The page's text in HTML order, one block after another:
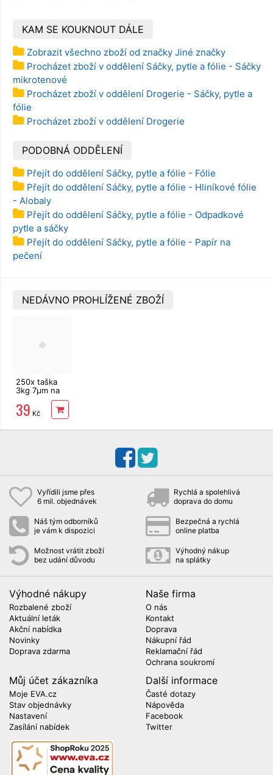
KAM SE KOUKNOUT DÁLE
Zobrazit všechno zboží od značky Jiné značky
Procházet zboží v oddělení Sáčky, pytle a fólie - Sáčky
mikrotenové
Procházet zboží v oddělení Drogerie - Sáčky, pytle a
fólie
Procházet zboží v oddělení Drogerie
PODOBNÁ ODDĚLENÍ
Přejít do oddělení Sáčky, pytle a fólie - Fólie
Přejít do oddělení Sáčky, pytle a fólie - Hliníkové fólie
- Alobaly
Přejít do oddělení Sáčky, pytle a fólie - Odpadkové
pytle a sáčky
Přejít do oddělení Sáčky, pytle a fólie - Papír na
pečení
NEDÁVNO PROHLÍŽENÉ ZBOŽÍ
250x taška
3kg 7µm na
roli 22+11x39
cm
39 Kč
Vyřídili jsme přes
6 mil. objednávek
Rychlá a spolehlivá
doprava do domu
Náš tým odborníků
je vám k dispozici
Bezpečná a rychlá
online platba
Možnost vrátit zboží
bez udání důvodu
Výhodný nákup
na splátky
Výhodné nákupy
Rozbalené zboží
Aktuální leták
Akční nabídka
Novinky
Doprava zdarma
Naše firma
O nás
Kontakt
Doprava
Nákupní řád
Reklamační řád
Ochrana soukromí
Můj účet zákazníka
Moje EVA.cz
Stav objednávky
Nastavení
Zasílání nabídek
Další informace
Časté dotazy
Nápověda
Facebook
Twitter